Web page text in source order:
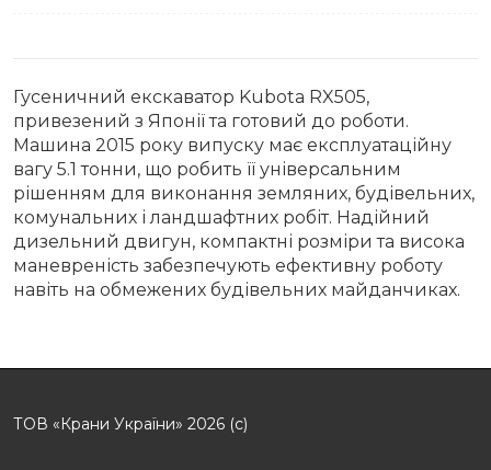
Гусеничний екскаватор Kubota RX505,
привезений з Японії та готовий до роботи.
Машина 2015 року випуску має експлуатаційну
вагу 5.1 тонни, що робить її універсальним
рішенням для виконання земляних, будівельних,
комунальних і ландшафтних робіт. Надійний
дизельний двигун, компактні розміри та висока
маневреність забезпечують ефективну роботу
навіть на обмежених будівельних майданчиках.
ТОВ «Крани України» 2026 (с)